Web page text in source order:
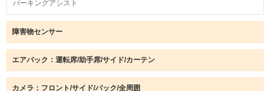
パーキングアシスト
障害物センサー
エアバック：運転席/助手席/サイド/カーテン
カメラ：フロント/サイド/バック/全周囲